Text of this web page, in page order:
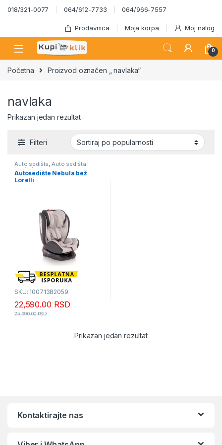
Skip to navigation
Skip to content
018/321-0077 064/612-7733 064/966-7557
Prodavnica Moja korpa Moj nalog
0
Početna Proizvod označen „ navlaka“
navlaka
Prikazan jedan rezultat
Filteri
Auto sedišta,Auto sedišta i
busteri
Autosedište Nebula bež
Lorelli
SKU: 10071382059
22,590.00 RSD
25,990.00RSD
Prikazan jedan rezultat
Kontaktirajte nas